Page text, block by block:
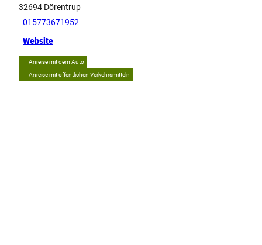
32694 Dörentrup
015773671952
Website
Anreise mit dem Auto
Anreise mit öffentlichen Verkehrsmitteln